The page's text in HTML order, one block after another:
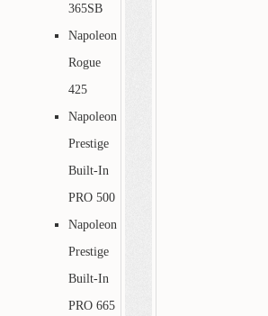
365SB
Napoleon
Rogue
425
Napoleon
Prestige
Built-In
PRO 500
Napoleon
Prestige
Built-In
PRO 665